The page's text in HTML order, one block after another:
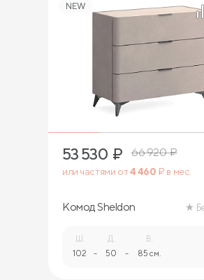
NEW
53 530 ₽ 66 920₽
или частями от4 460 ₽ в мес.
Комод Sheldon
Ш.
102 -
Д.
50 -
В.
85 см.